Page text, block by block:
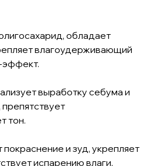
обладает
влагоудерживающий
эффект.
выработку себума и
тон.
и зуд, укрепляет
испарению влаги,